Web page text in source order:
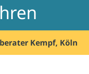
Kempf, Köln